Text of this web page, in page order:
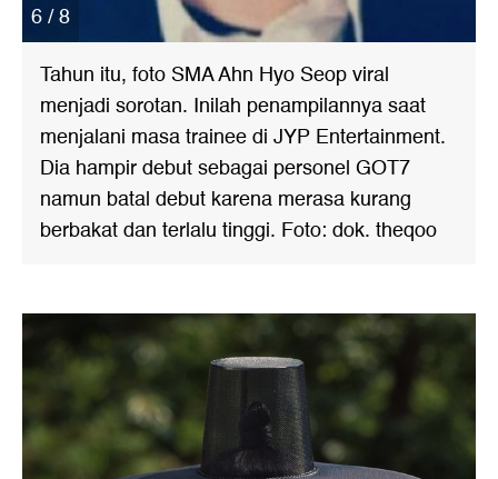
6 / 8
Tahun itu, foto SMA Ahn Hyo Seop viral
menjadi sorotan. Inilah penampilannya saat
menjalani masa trainee di JYP Entertainment.
Dia hampir debut sebagai personel GOT7
namun batal debut karena merasa kurang
berbakat dan terlalu tinggi. Foto: dok. theqoo